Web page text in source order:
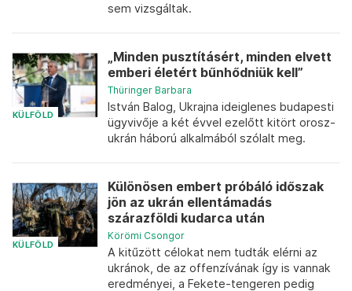
sem vizsgáltak.
KÜLFÖLD
„Minden pusztításért, minden elvett
emberi életért bűnhődniük kell”
Thüringer Barbara
István Balog, Ukrajna ideiglenes budapesti
ügyvivője a két évvel ezelőtt kitört orosz-
ukrán háború alkalmából szólalt meg.
KÜLFÖLD
Különösen embert próbáló időszak
jön az ukrán ellentámadás
szárazföldi kudarca után
Körömi Csongor
A kitűzött célokat nem tudták elérni az
ukránok, de az offenzívának így is vannak
eredményei, a Fekete-tengeren pedig